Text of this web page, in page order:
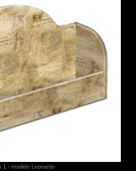
1 - modelo Leonardo